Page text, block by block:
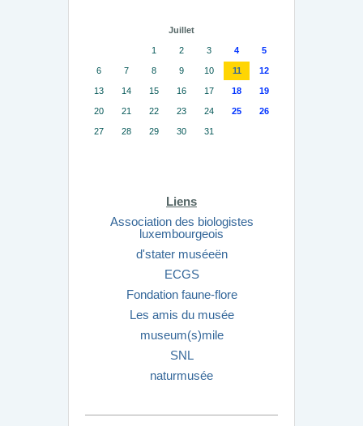
Juillet
1 2 3 4 5
6 7 8 9 10 11 12
13 14 15 16 17 18 19
20 21 22 23 24 25 26
27 28 29 30 31
Liens
Association des biologistes
luxembourgeois
d'stater muséeën
ECGS
Fondation faune-flore
Les amis du musée
museum(s)mile
SNL
naturmusée